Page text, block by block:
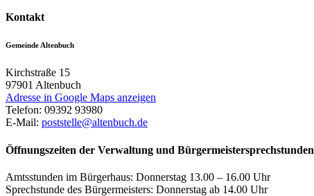
Kontakt
Gemeinde Altenbuch
Kirchstraße 15
97901 Altenbuch
Adresse in Google Maps anzeigen
Telefon: 09392 93980
E-Mail: poststelle@altenbuch.de
Öffnungszeiten der Verwaltung und Bürgermeistersprechstunden
Amtsstunden im Bürgerhaus: Donnerstag 13.00 – 16.00 Uhr
Sprechstunde des Bürgermeisters: Donnerstag ab 14.00 Uhr